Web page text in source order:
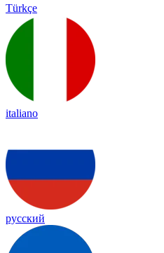
Türkçe
italiano
русский